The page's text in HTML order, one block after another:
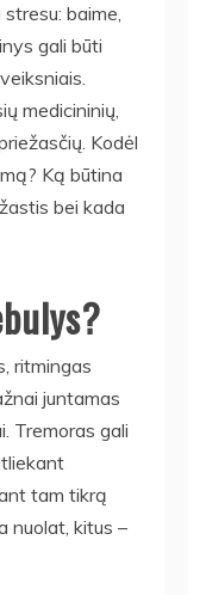
baime,
gali būti
medicininių,
Kodėl
Ką būtina
bei kada
ritmingas
juntamas
Tremoras gali
tam tikrą
nuolat, kitus –